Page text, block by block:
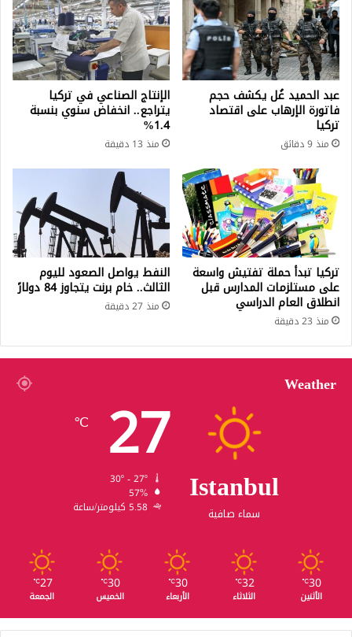
عبد الحميد غُل يكشف حجم
فاتورة الإرهاب على اقتصاد
تركيا
منذ 9 دقائق
الإنتاج الصناعي في تركيا
يتراجع.. انخفاض سنوي بنسبة
1.4%
منذ 13 دقيقة
تركيا تبدأ حملة تفتيش واسعة
على مستلزمات المدارس قبل
انطلاق العام الدراسي
منذ 23 دقيقة
النفط يواصل الصعود لليوم
الثالث.. خام برنت يتجاوز 84 دولارً
منذ 27 دقيقة
Weather
Istanbul
سماء صافية
27
℃
57%
5.58 كيلومتر/ساعة
30
℃
الأثنين
32
℃
الثلاثاء
30
℃
الأربعاء
30
℃
الخميس
27
℃
الجمعة